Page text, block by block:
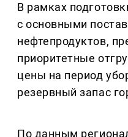
В рамках
с основными
нефтепродуктов,
приоритетные
цены на период
резервный запас
По данным